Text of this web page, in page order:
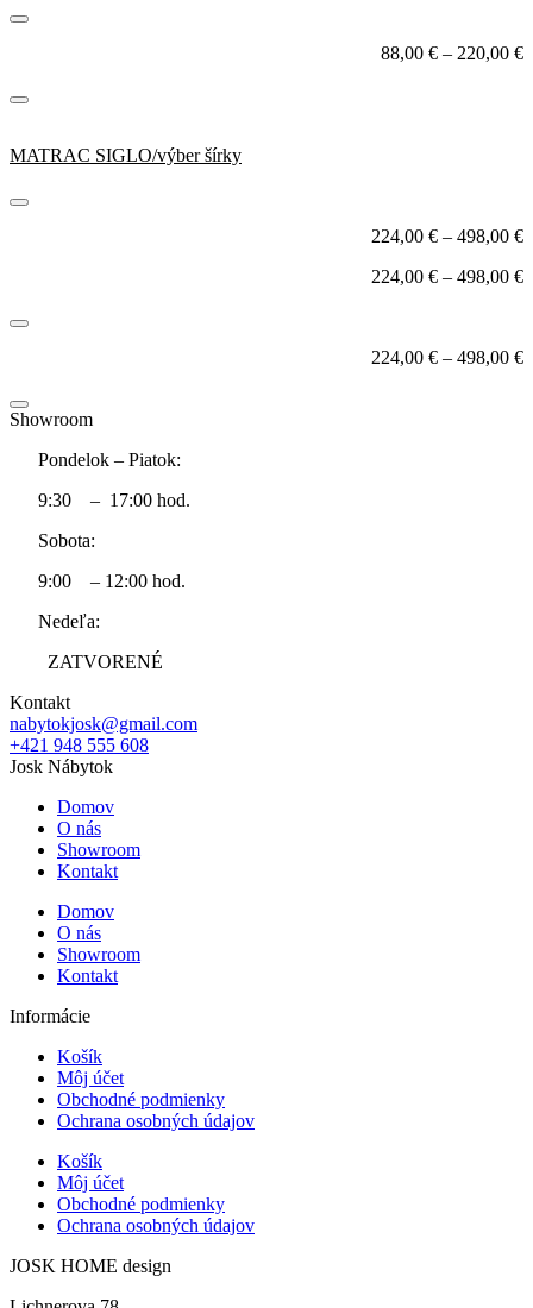
88,00 € – 220,00 €
MATRAC SIGLO/výber šírky
224,00 € – 498,00 €
224,00 € – 498,00 €
224,00 € – 498,00 €
Showroom
Pondelok – Piatok:
9:30 – 17:00 hod.
Sobota:
9:00 – 12:00 hod.
Nedeľa:
ZATVORENÉ
Kontakt
nabytokjosk@gmail.com
+421 948 555 608
Josk Nábytok
Domov
O nás
Showroom
Kontakt
Domov
O nás
Showroom
Kontakt
Informácie
Košík
Môj účet
Obchodné podmienky
Ochrana osobných údajov
Košík
Môj účet
Obchodné podmienky
Ochrana osobných údajov
JOSK HOME design